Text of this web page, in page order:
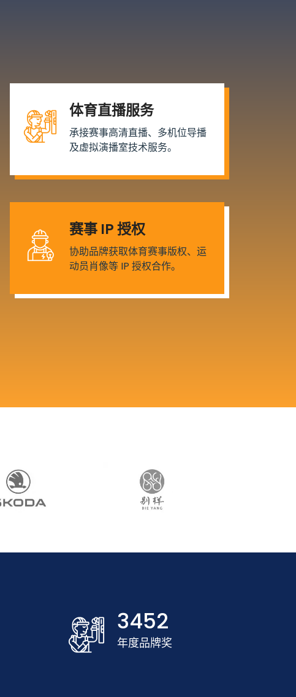
体育直播服务
承接赛事高清直播、多机位导播
及虚拟演播室技术服务。
赛事 IP 授权
协助品牌获取体育赛事版权、运
动员肖像等 IP 授权合作。
3452
年度品牌奖